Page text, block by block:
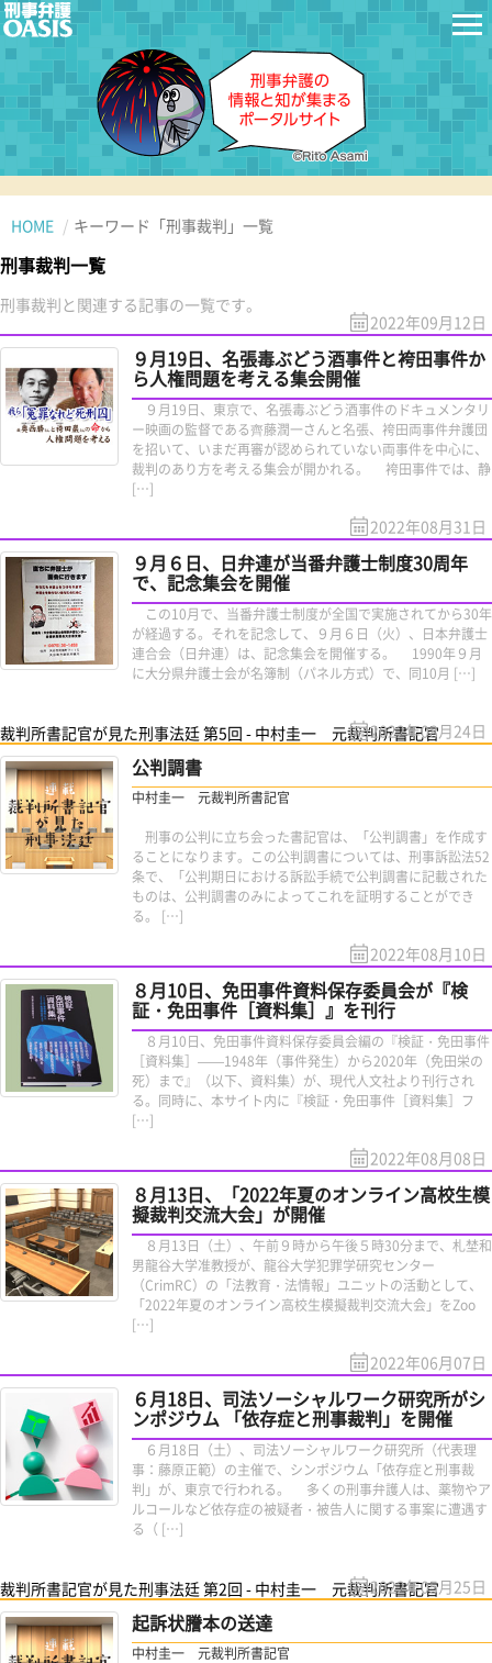
HOME キーワード「刑事裁判」一覧
刑事裁判一覧
刑事裁判と関連する記事の一覧です。
2022年09月12日
９月19日、名張毒ぶどう酒事件と袴田事件か
ら人権問題を考える集会開催
９月19日、東京で、名張毒ぶどう酒事件のドキュメンタリ
ー映画の監督である齊藤潤一さんと名張、袴田両事件弁護団
を招いて、いまだ再審が認められていない両事件を中心に、
裁判のあり方を考える集会が開かれる。 袴田事件では、静
[…]
2022年08月31日
９月６日、日弁連が当番弁護士制度30周年
で、記念集会を開催
この10月で、当番弁護士制度が全国で実施されてから30年
が経過する。それを記念して、９月６日（火）、日本弁護士
連合会（日弁連）は、記念集会を開催する。 1990年９月
に大分県弁護士会が名簿制（パネル方式）で、同10月 […]
裁判所書記官が見た刑事法廷 第5回 - 中村圭一 元裁判所書記官
2022年08月24日
公判調書
中村圭一 元裁判所書記官
刑事の公判に立ち会った書記官は、「公判調書」を作成す
ることになります。この公判調書については、刑事訴訟法52
条で、「公判期日における訴訟手続で公判調書に記載された
ものは、公判調書のみによってこれを証明することができ
る。 […]
2022年08月10日
８月10日、免田事件資料保存委員会が『検
証・免田事件［資料集］』を刊行
８月10日、免田事件資料保存委員会編の『検証・免田事件
［資料集］——1948年（事件発生）から2020年（免田栄の
死）まで』（以下、資料集）が、現代人文社より刊行され
る。同時に、本サイト内に『検証・免田事件［資料集］フ
[…]
2022年08月08日
８月13日、「2022年夏のオンライン高校生模
擬裁判交流大会」が開催
８月13日（土）、午前９時から午後５時30分まで、札埜和
男龍谷大学准教授が、龍谷大学犯罪学研究センター
（CrimRC）の「法教育・法情報」ユニットの活動として、
「2022年夏のオンライン高校生模擬裁判交流大会」をZoo
[…]
2022年06月07日
６月18日、司法ソーシャルワーク研究所がシ
ンポジウム 「依存症と刑事裁判」を開催
６月18日（土）、司法ソーシャルワーク研究所（代表理
事：藤原正範）の主催で、シンポジウム「依存症と刑事裁
判」が、東京で行われる。 多くの刑事弁護人は、薬物やア
ルコールなど依存症の被疑者・被告人に関する事案に遭遇す
る（ […]
裁判所書記官が見た刑事法廷 第2回 - 中村圭一 元裁判所書記官
2022年05月25日
起訴状謄本の送達
中村圭一 元裁判所書記官